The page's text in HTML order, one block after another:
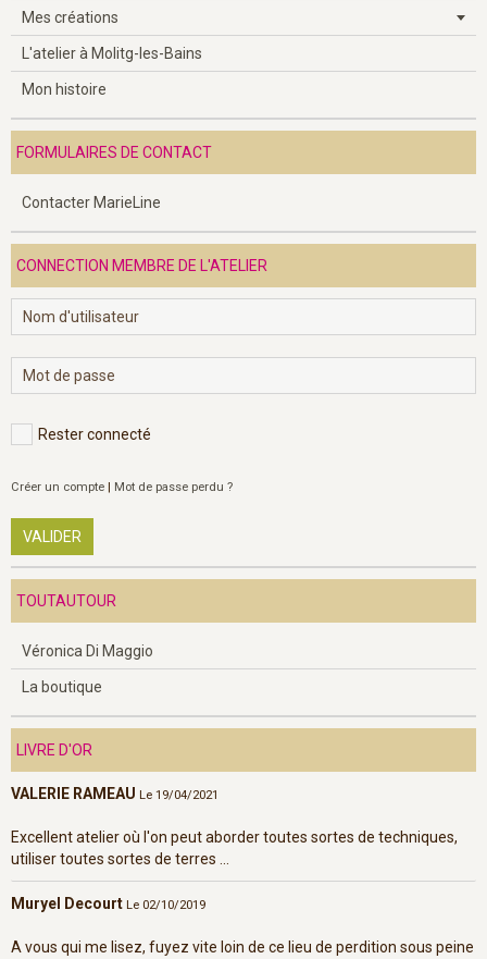
Mes créations
L'atelier à Molitg-les-Bains
Mon histoire
FORMULAIRES DE CONTACT
Contacter MarieLine
CONNECTION MEMBRE DE L'ATELIER
Rester connecté
Créer un compte Mot de passe perdu ?
VALIDER
TOUTAUTOUR
Véronica Di Maggio
La boutique
LIVRE D'OR
VALERIE RAMEAU Le 19/04/2021
Excellent atelier où l'on peut aborder toutes sortes de techniques,
utiliser toutes sortes de terres ...
Muryel Decourt Le 02/10/2019
A vous qui me lisez, fuyez vite loin de ce lieu de perdition sous peine